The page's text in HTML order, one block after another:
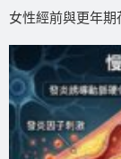
女性經前與更年